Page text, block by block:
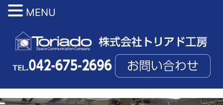
へ
MENU